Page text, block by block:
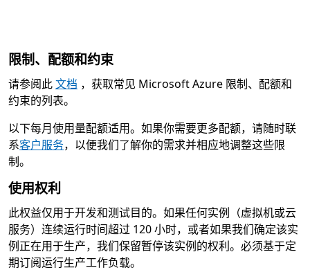
限制、配额和约束
请参阅此文档 ，获取常见 Microsoft Azure 限制、配额和
约束的列表。
以下每月使用量配额适用。如果你需要更多配额，请随时联
系客户服务，以便我们了解你的需求并相应地调整这些限
制。
使用权利
此权益仅用于开发和测试目的。如果任何实例（虚拟机或云
服务）连续运行时间超过 120 小时，或者如果我们确定该实
例正在用于生产，我们保留暂停该实例的权利。必须基于定
期订阅运行生产工作负载。